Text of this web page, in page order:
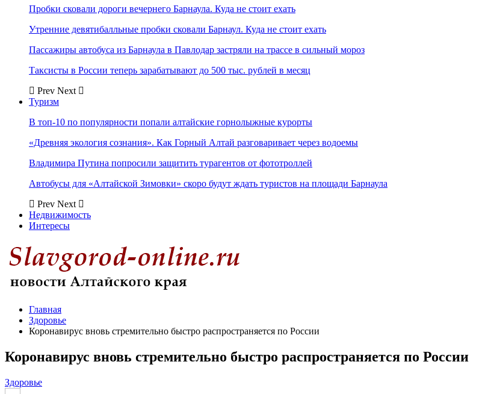
Пробки сковали дороги вечернего Барнаула. Куда не стоит ехать
Утренние девятибалльные пробки сковали Барнаул. Куда не стоит ехать
Пассажиры автобуса из Барнаула в Павлодар застряли на трассе в сильный мороз
Таксисты в России теперь зарабатывают до 500 тыс. рублей в месяц
Prev Next
Туризм
В топ-10 по популярности попали алтайские горнолыжные курорты
«Древняя экология сознания». Как Горный Алтай разговаривает через водоемы
Владимира Путина попросили защитить турагентов от фототроллей
Автобусы для «Алтайской Зимовки» скоро будут ждать туристов на площади Барнаула
Prev Next
Недвижимость
Интересы
Главная
Здоровье
Коронавирус вновь стремительно быстро распространяется по России
Коронавирус вновь стремительно быстро распространяется по России
Здоровье